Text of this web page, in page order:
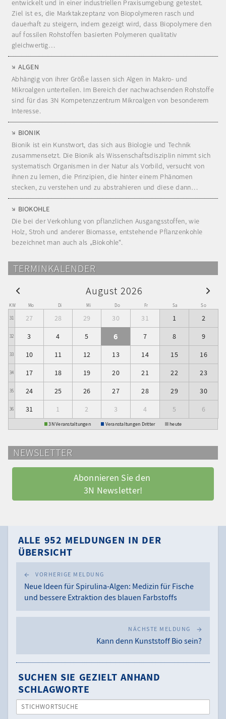
entwickelt und in einer industriellen Praxisumgebung getestet.
Ziel ist es, die Marktakzeptanz von Biopolymeren rasch und
dauerhaft zu steigern, indem gezeigt wird, dass Biopolymere den
auf fossilen Rohstoffen basierten Polymeren qualitativ
gleichwertig…
ALGEN
Abhängig von ihrer Größe lassen sich Algen in Makro- und
Mikroalgen unterteilen. Im Bereich der nachwachsenden Rohstoffe
sind für das 3N Kompetenzzentrum Mikroalgen von besonderem
Interesse.
BIONIK
Bionik ist ein Kunstwort, das sich aus Biologie und Technik
zusammensetzt. Die Bionik als Wissenschaftsdisziplin nimmt sich
systematisch Organismen in der Natur als Vorbild, versucht von
ihnen zu lernen, die Prinzipien, die hinter einem Phänomen
stecken, zu verstehen und zu abstrahieren und diese dann…
BIOKOHLE
Die bei der Verkohlung von pflanzlichen Ausgangsstoffen, wie
Holz, Stroh und anderer Biomasse, entstehende Pflanzenkohle
bezeichnet man auch als „Biokohle“.
TERMINKALENDER
August 2026
KW Mo Di Mi Do Fr Sa So
31 27 28 29 30 31 1 2
32 3 4 5 6 7 8 9
33 10 11 12 13 14 15 16
34 17 18 19 20 21 22 23
35 24 25 26 27 28 29 30
36 31 1 2 3 4 5 6
3N Veranstaltungen Veranstaltungen Dritter heute
NEWSLETTER
Abonnieren Sie den
3N Newsletter!
ALLE 952 MELDUNGEN IN DER
ÜBERSICHT
VORHERIGE MELDUNG
Neue Ideen für Spirulina-Algen: Medizin für Fische
und bessere Extraktion des blauen Farbstoffs
NÄCHSTE MELDUNG
Kann denn Kunststoff Bio sein?
SUCHEN SIE GEZIELT ANHAND
SCHLAGWORTE
STICHWORTSUCHE